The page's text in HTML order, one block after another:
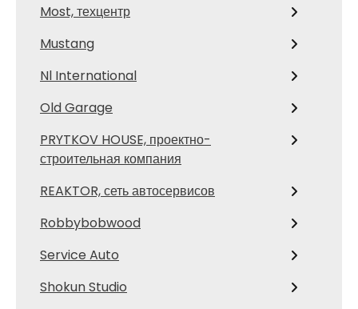
Most, техцентр
Mustang
Nl International
Old Garage
PRYTKOV HOUSE, проектно-
строительная компания
REAKTOR, сеть автосервисов
Robbybobwood
Service Auto
Shokun Studio